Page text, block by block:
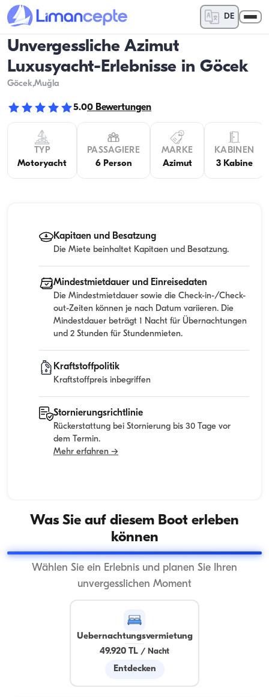
DE
Unvergessliche Azimut
Luxusyacht-Erlebnisse in Göcek
Göcek,Muğla
5.00 Bewertungen
TYP
Motoryacht
PASSAGIERE
6 Person
MARKE
Azimut
KABINEN
3 Kabine
Kapitaen und Besatzung
Die Miete beinhaltet Kapitaen und Besatzung.
Mindestmietdauer und Einreisedaten
Die Mindestmietdauer sowie die Check-in-/Check-
out-Zeiten können je nach Datum variieren. Die
Mindestdauer beträgt 1 Nacht für Übernachtungen
und 2 Stunden für Stundenmieten.
Kraftstoffpolitik
Kraftstoffpreis inbegriffen
Stornierungsrichtlinie
Rückerstattung bei Stornierung bis 30 Tage vor
dem Termin.
Mehr erfahren →
Was Sie auf diesem Boot erleben
können
Wählen Sie ein Erlebnis und planen Sie Ihren
unvergesslichen Moment
Uebernachtungsvermietung
49.920 TL / Nacht
Entdecken